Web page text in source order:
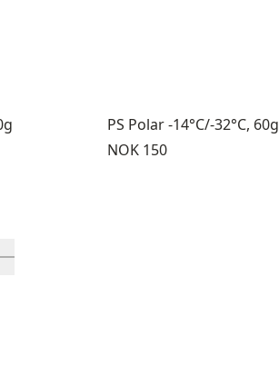
PS Polar -14°C/-32°C, 60g
Pris:
NOK 150